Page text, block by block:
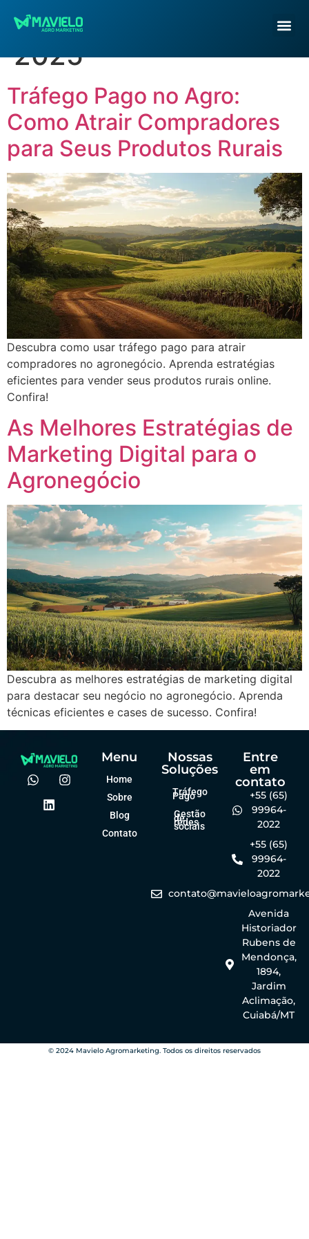
Dia:17 de abril de
2025
Tráfego Pago no Agro:
Como Atrair Compradores
para Seus Produtos Rurais
Descubra como usar tráfego pago para atrair
compradores no agronegócio. Aprenda estratégias
eficientes para vender seus produtos rurais online.
Confira!
As Melhores Estratégias de
Marketing Digital para o
Agronegócio
Descubra as melhores estratégias de marketing digital
para destacar seu negócio no agronegócio. Aprenda
técnicas eficientes e cases de sucesso. Confira!
Menu
Home
Sobre
Blog
Contato
Nossas
Soluções
Tráfego
Pago
Gestão
de
redes
sociais
Entre
em
contato
+55 (65)
99964-
2022
+55 (65)
99964-
2022
Avenida
Historiador
Rubens de
Mendonça,
1894,
Jardim
Aclimação,
Cuiabá/MT
© 2024 Mavielo Agromarketing. Todos os direitos reservados